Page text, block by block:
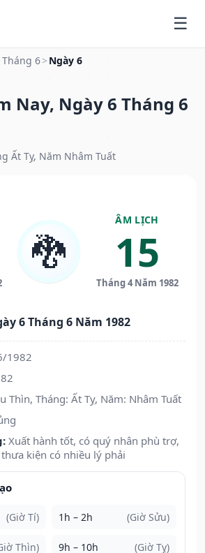
Tháng 6> Ngày 6
Nay, Ngày 6 Tháng 6
Ất Tỵ, Năm Nhâm Tuất
🐉
ÂM LỊCH
15
Tháng 4 Năm 1982
6 Tháng 6 Năm 1982
1982
Thìn, Tháng: Ất Tỵ, Năm: Nhâm Tuất
Xuất hành tốt, có quý nhân phù trợ,
kiện có nhiều lý phải
(Giờ Tí) 1h – 2h (Giờ Sửu)
Thìn) 9h – 10h (Giờ Tỵ)